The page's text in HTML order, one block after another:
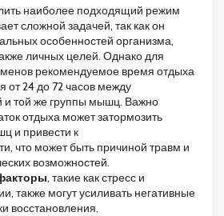
наиболее подходящий режим
сложной задачей, так как он
особенностей организма,
личных целей. Однако для
рекомендуемое время отдыха
от 24 до 72 часов между
и той же группы мышц. Важно
отдыха может затормозить
и привести к
что может быть причиной травм и
возможностей.
, такие как стресс и
также могут усиливать негативные
восстановления.